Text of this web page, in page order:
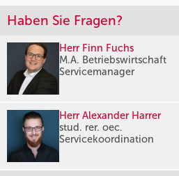
Haben Sie Fragen?
Herr Finn Fuchs
M.A. Betriebswirtschaft
Servicemanager
Herr Alexander Harrer
stud. rer. oec.
Servicekoordination